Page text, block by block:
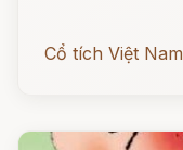
Cổ tích Việt Nam